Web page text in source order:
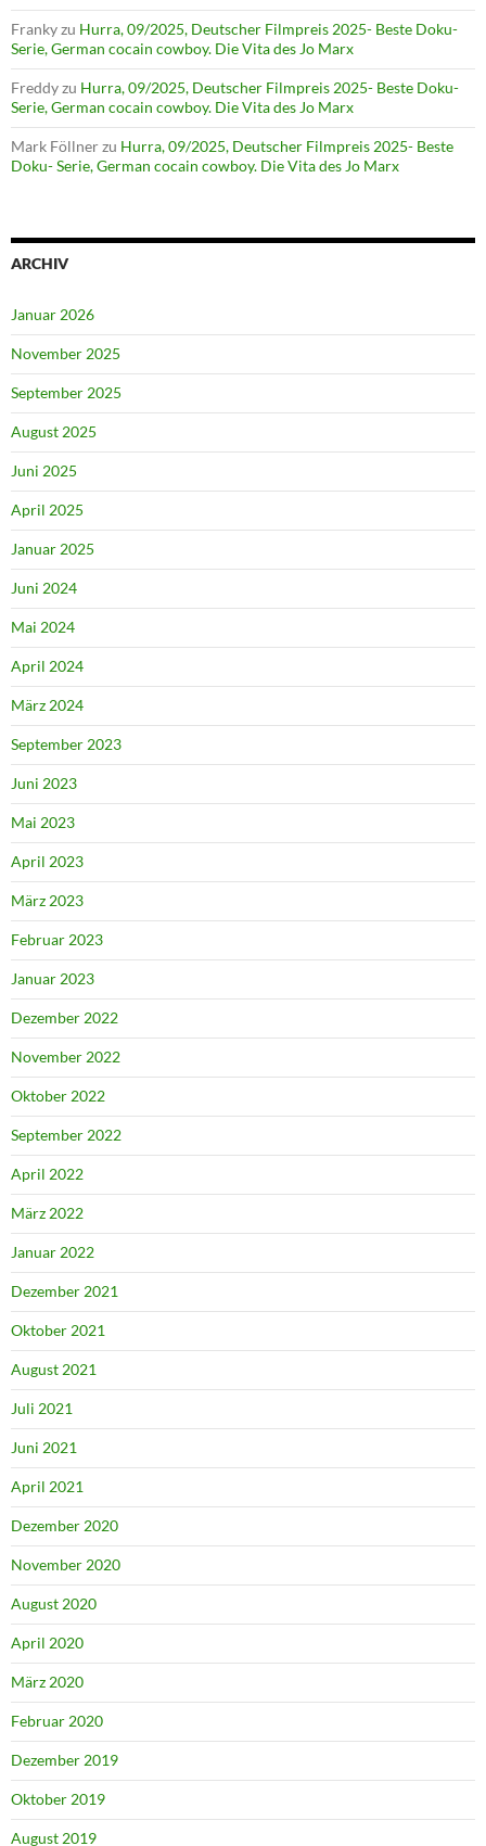
Frankyzu Hurra, 09/2025, Deutscher Filmpreis 2025- Beste Doku-
Serie, German cocain cowboy. Die Vita des Jo Marx
Freddyzu Hurra, 09/2025, Deutscher Filmpreis 2025- Beste Doku-
Serie, German cocain cowboy. Die Vita des Jo Marx
Mark Föllnerzu Hurra, 09/2025, Deutscher Filmpreis 2025- Beste
Doku- Serie, German cocain cowboy. Die Vita des Jo Marx
ARCHIV
Januar 2026
November 2025
September 2025
August 2025
Juni 2025
April 2025
Januar 2025
Juni 2024
Mai 2024
April 2024
März 2024
September 2023
Juni 2023
Mai 2023
April 2023
März 2023
Februar 2023
Januar 2023
Dezember 2022
November 2022
Oktober 2022
September 2022
April 2022
März 2022
Januar 2022
Dezember 2021
Oktober 2021
August 2021
Juli 2021
Juni 2021
April 2021
Dezember 2020
November 2020
August 2020
April 2020
März 2020
Februar 2020
Dezember 2019
Oktober 2019
August 2019